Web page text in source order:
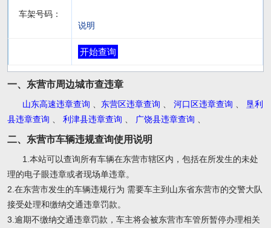
车架号码：
说明
开始查询
一、东营市周边城市查违章
山东高速违章查询 东营区违章查询 河口区违章查询
垦利
县违章查询
利津县违章查询 广饶县违章查询
二、东营市车辆违规查询使用说明
1.本站可以查询所有车辆在东营市辖区内，包括在所发生的未处
理的电子眼违章或者现场单违章。
2.在东营市发生的车辆违规行为 需要车主到山东省东营市的交警大队
接受处理和缴纳交通违章罚款。
3.逾期不缴纳交通违章罚款，车主将会被东营市车管所暂停办理相关